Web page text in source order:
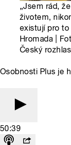
„Jsem rád,
životem,
existují pro to
Hromada |
Český rozhlas
Osobnosti Plus je
50:39